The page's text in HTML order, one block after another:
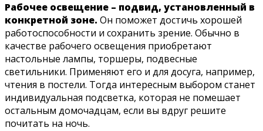
Рабочее освещение – подвид, установленный в
конкретной зоне. Он поможет достичь хорошей
работоспособности и сохранить зрение. Обычно в
качестве рабочего освещения приобретают
настольные лампы, торшеры, подвесные
светильники. Применяют его и для досуга, например,
чтения в постели. Тогда интересным выбором станет
индивидуальная подсветка, которая не помешает
остальным домочадцам, если вы вдруг решите
почитать на ночь.